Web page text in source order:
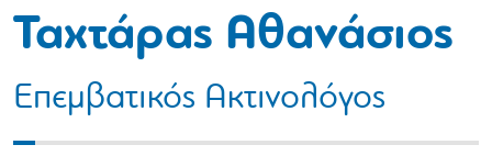
Ταχτάρας Αθανάσιος
Επεμβατικός Ακτινολόγος